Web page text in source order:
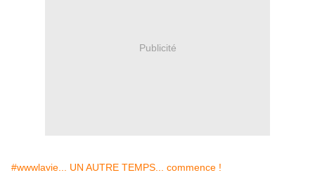
Publicité
#wwwlavie... UN AUTRE TEMPS... commence !